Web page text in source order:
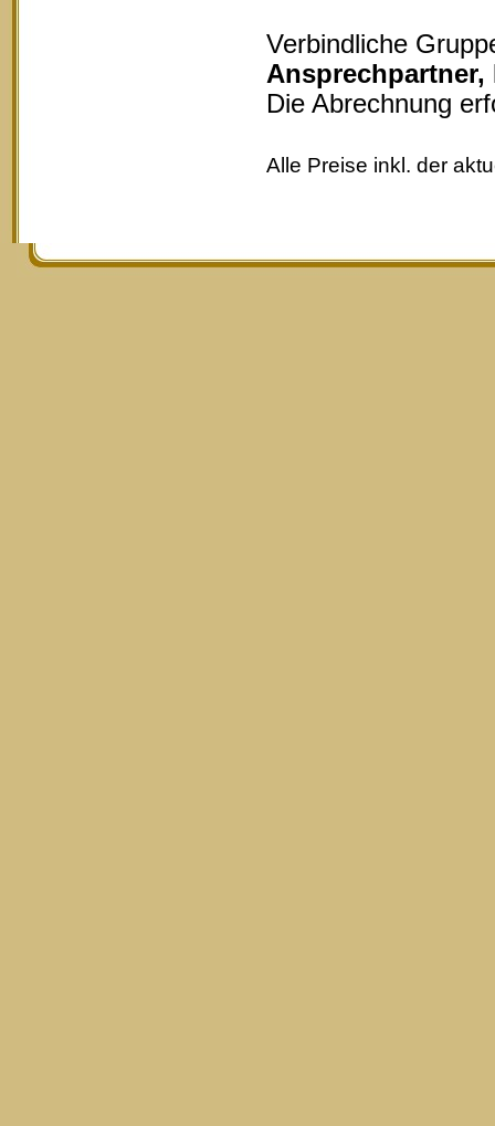
Verbindliche
Die Abrechnung
Alle Preise inkl. der